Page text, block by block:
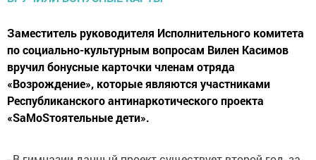
Заместитель руководителя Исполнительного комитета
по социально-культурным вопросам Вилен Касимов
вручил бонусные карточки членам отряда
«Возрождение», которые являются участниками
Республиканского антинаркотического проекта
«SaMoSтоятельные дети».